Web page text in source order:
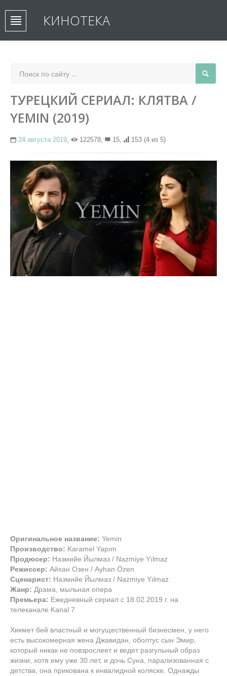
КИНОТЕКА
ТУРЕЦКИЙ СЕРИАЛ: КЛЯТВА /
YEMIN (2019)
24 августа 2019, 122578, 15, 153 (4 из 5)
Оригинальное название: Yemin
Производство: Karamel Yapım
Продюсер: Назмийе Йылмаз / Nazmiye Yılmaz
Режиссер: Айхан Озен / Ayhan Özen
Сценарист: Назмийе Йылмаз / Nazmiye Yılmaz
Жанр: Драма, мыльная опера
Премьера: Ежедневный сериал с 18.02.2019 г. на
телеканале Kanal 7
Хикмет бей властный и могущественный бизнесмен, у него
есть высокомерная жена Джавидан, оболтус сын Эмир,
который никак не повзрослеет и ведет разгульный образ
жизни, хотя ему уже 30 лет, и дочь Суна, парализованная с
детства, она прикована к инвалидной коляске. Однажды